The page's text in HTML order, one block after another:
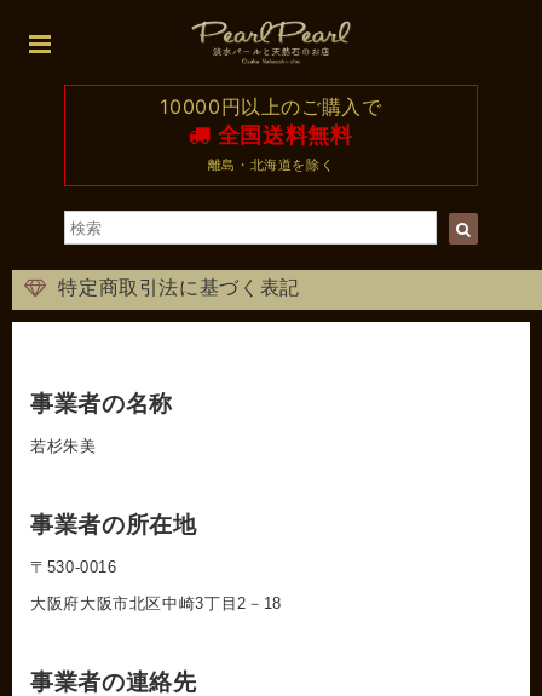
10000円以上のご購入で
全国送料無料
離島・北海道を除く
特定商取引法に基づく表記
事業者の名称
若杉朱美
事業者の所在地
〒530-0016
大阪府大阪市北区中崎3丁目2－18
事業者の連絡先